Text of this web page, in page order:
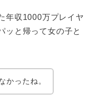
年収1000万プレイヤ
ッと帰って女の子と
かったね。